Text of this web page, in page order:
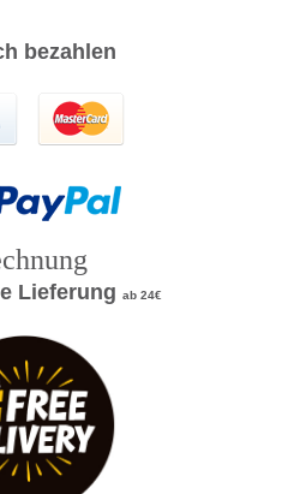
bezahlen
Lieferung ab 24€